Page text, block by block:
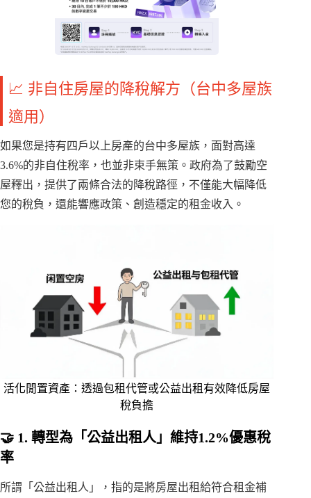
📈 非自住房屋的降稅解方（台中多屋族
適用）
如果您是持有四戶以上房產的台中多屋族，面對高達
3.6%的非自住稅率，也並非束手無策。政府為了鼓勵空
屋釋出，提供了兩條合法的降稅路徑，不僅能大幅降低
您的稅負，還能響應政策、創造穩定的租金收入。
活化閒置資產：透過包租代管或公益出租有效降低房屋
稅負擔
🤝 1. 轉型為「公益出租人」維持1.2%優惠稅
率
所謂「公益出租人」，指的是將房屋出租給符合租金補